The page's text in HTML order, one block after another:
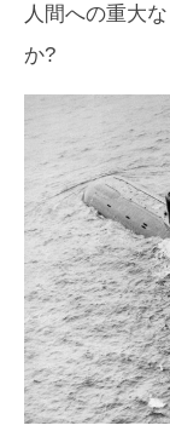
人間への重大
か?